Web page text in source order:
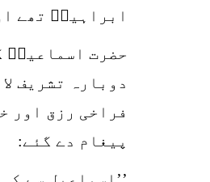
ابراہیمؑ تھے
حضرت اسماعیلؑ
دوبارہ تشریف
فراخی رزق اور
پیغام دے گئے:
’’اسماعیل سے